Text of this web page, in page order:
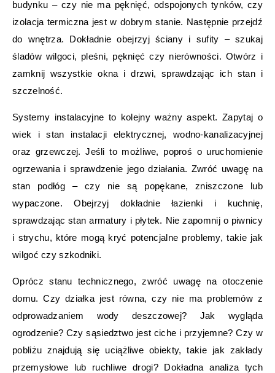
budynku – czy nie ma pęknięć, odspojonych tynków, czy
izolacja termiczna jest w dobrym stanie. Następnie przejdź
do wnętrza. Dokładnie obejrzyj ściany i sufity – szukaj
śladów wilgoci, pleśni, pęknięć czy nierówności. Otwórz i
zamknij wszystkie okna i drzwi, sprawdzając ich stan i
szczelność.
Systemy instalacyjne to kolejny ważny aspekt. Zapytaj o
wiek i stan instalacji elektrycznej, wodno-kanalizacyjnej
oraz grzewczej. Jeśli to możliwe, poproś o uruchomienie
ogrzewania i sprawdzenie jego działania. Zwróć uwagę na
stan podłóg – czy nie są popękane, zniszczone lub
wypaczone. Obejrzyj dokładnie łazienki i kuchnię,
sprawdzając stan armatury i płytek. Nie zapomnij o piwnicy
i strychu, które mogą kryć potencjalne problemy, takie jak
wilgoć czy szkodniki.
Oprócz stanu technicznego, zwróć uwagę na otoczenie
domu. Czy działka jest równa, czy nie ma problemów z
odprowadzaniem wody deszczowej? Jak wygląda
ogrodzenie? Czy sąsiedztwo jest ciche i przyjemne? Czy w
pobliżu znajdują się uciążliwe obiekty, takie jak zakłady
przemysłowe lub ruchliwe drogi? Dokładna analiza tych